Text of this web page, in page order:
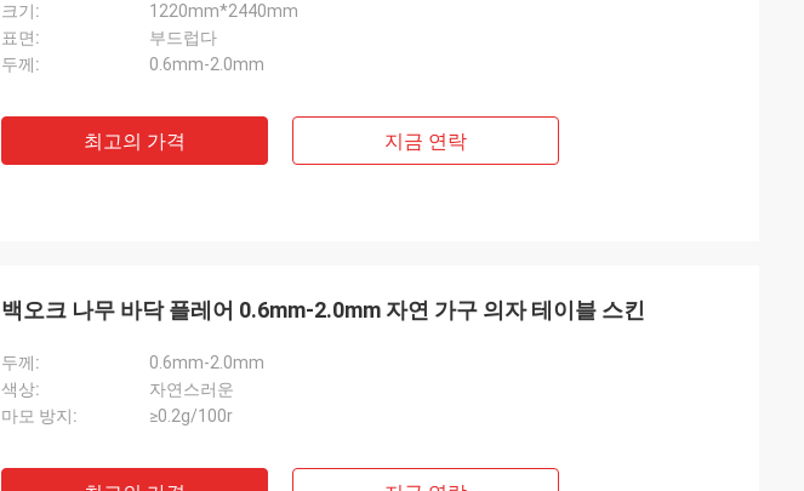
크기:
1220mm*2440mm
표면:
부드럽다
두께:
0.6mm-2.0mm
최고의 가격 지금 연락
백오크 나무 바닥 플레어 0.6mm-2.0mm 자연 가구 의자 테이블 스킨
두께:
0.6mm-2.0mm
색상:
자연스러운
마모 방지:
≥0.2g/100r